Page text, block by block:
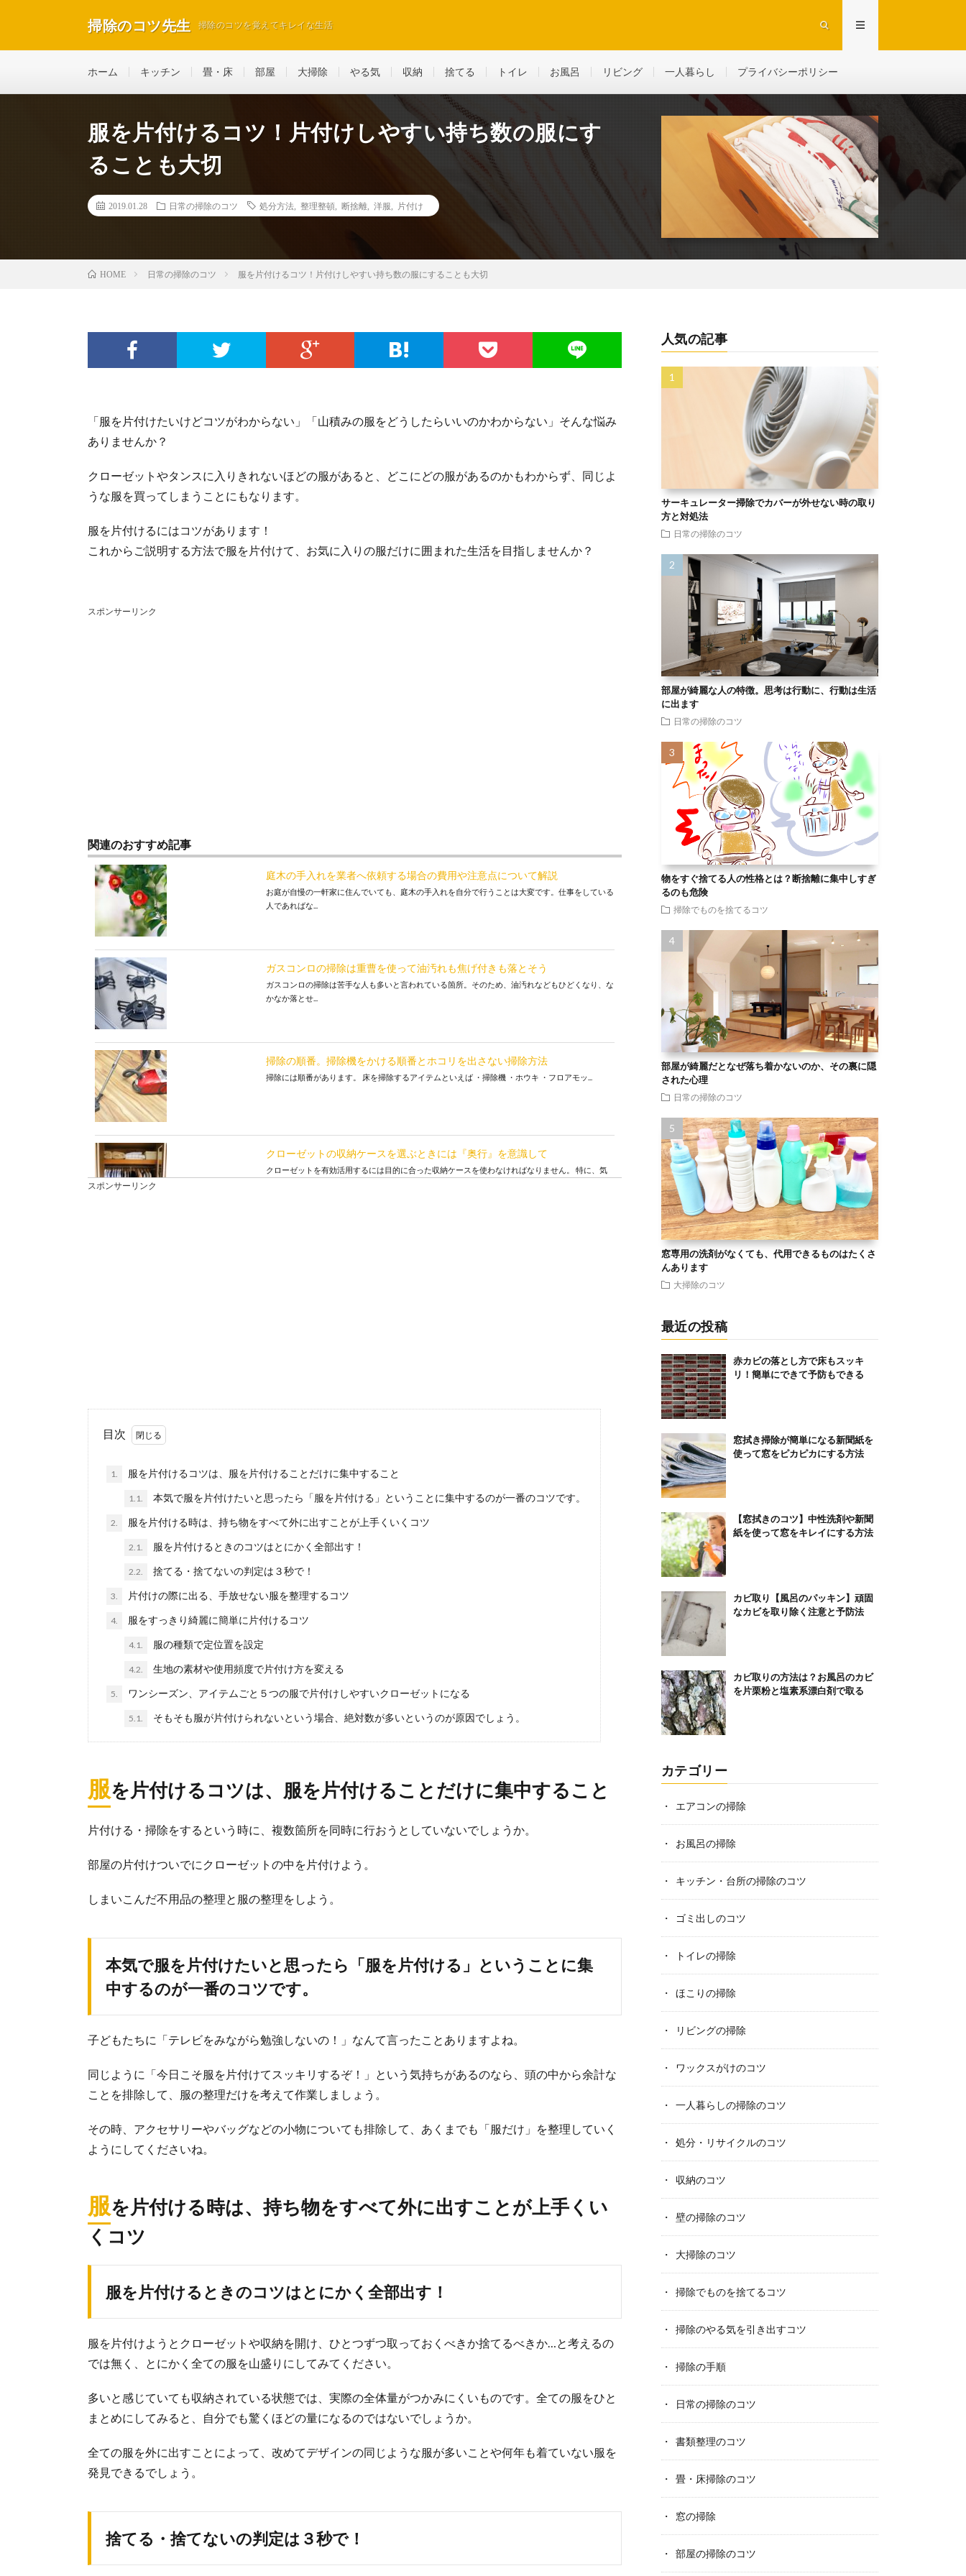
掃除のコツ先生 掃除のコツを覚えてキレイな生活
ホーム キッチン 畳・床 部屋 大掃除 やる気 収納 捨てる トイレ お風呂 リビング 一人暮らし プライバシーポリシー
服を片付けるコツ！片付けしやすい持ち数の服にす
ることも大切
2019.01.28 日常の掃除のコツ 処分方法 整理整頓 断捨離 洋服 片付け
HOME 日常の掃除のコツ 服を片付けるコツ！片付けしやすい持ち数の服にすることも大切
「服を片付けたいけどコツがわからない」「山積みの服をどうしたらいいのかわからない」そんな悩み
ありませんか？
クローゼットやタンスに入りきれないほどの服があると、どこにどの服があるのかもわからず、同じよ
うな服を買ってしまうことにもなります。
服を片付けるにはコツがあります！
これからご説明する方法で服を片付けて、お気に入りの服だけに囲まれた生活を目指しませんか？
スポンサーリンク
関連のおすすめ記事
庭木の手入れを業者へ依頼する場合の費用や注意点について解説
お庭が自慢の一軒家に住んでいても、庭木の手入れを自分で行うことは大変です。仕事をしている
人であればな...
ガスコンロの掃除は重曹を使って油汚れも焦げ付きも落とそう
ガスコンロの掃除は苦手な人も多いと言われている箇所。そのため、油汚れなどもひどくなり、な
かなか落とせ...
掃除の順番。掃除機をかける順番とホコリを出さない掃除方法
掃除には順番があります。 床を掃除するアイテムといえば ・掃除機 ・ホウキ ・フロアモッ...
クローゼットの収納ケースを選ぶときには『奥行』を意識して
クローゼットを有効活用するには目的に合った収納ケースを使わなければなりません。 特に、気
仕事をしていると、なかなか掃除する時間もないという人も多いのではないでしょうか。 そのた
電子レンジの掃除に酢を使う場合の効果や注意点を徹底解説
電子レンジの掃除には重曹が効果的だと言われていますが、実は酢で簡単に掃除することもできま
す。 ...
酸性とアルカリ性を混ぜる効果とは？掃除に使う時のコツと注意点
掃除でよく使われる成分に「酸性」と「アルカリ性」がありますが、この２つの成分を混ぜるとど
スポンサーリンク
目次
1. 服を片付けるコツは、服を片付けることだけに集中すること
1.1. 本気で服を片付けたいと思ったら「服を片付ける」ということに集中するのが一番のコツです。
2. 服を片付ける時は、持ち物をすべて外に出すことが上手くいくコツ
2.1. 服を片付けるときのコツはとにかく全部出す！
2.2. 捨てる・捨てないの判定は３秒で！
3. 片付けの際に出る、手放せない服を整理するコツ
4. 服をすっきり綺麗に簡単に片付けるコツ
4.1. 服の種類で定位置を設定
4.2. 生地の素材や使用頻度で片付け方を変える
5. ワンシーズン、アイテムごと５つの服で片付けしやすいクローゼットになる
5.1. そもそも服が片付けられないという場合、絶対数が多いというのが原因でしょう。
服を片付けるコツは、服を片付けることだけに集中すること
片付ける・掃除をするという時に、複数箇所を同時に行おうとしていないでしょうか。
部屋の片付けついでにクローゼットの中を片付けよう。
しまいこんだ不用品の整理と服の整理をしよう。
本気で服を片付けたいと思ったら「服を片付ける」ということに集
中するのが一番のコツです。
子どもたちに「テレビをみながら勉強しないの！」なんて言ったことありますよね。
同じように「今日こそ服を片付けてスッキリするぞ！」という気持ちがあるのなら、頭の中から余計な
ことを排除して、服の整理だけを考えて作業しましょう。
その時、アクセサリーやバッグなどの小物についても排除して、あくまでも「服だけ」を整理していく
ようにしてくださいね。
服を片付ける時は、持ち物をすべて外に出すことが上手くい
くコツ
服を片付けるときのコツはとにかく全部出す！
服を片付けようとクローゼットや収納を開け、ひとつずつ取っておくべきか捨てるべきか…と考えるの
では無く、とにかく全ての服を山盛りにしてみてください。
多いと感じていても収納されている状態では、実際の全体量がつかみにくいものです。全ての服をひと
まとめにしてみると、自分でも驚くほどの量になるのではないでしょうか。
全ての服を外に出すことによって、改めてデザインの同じような服が多いことや何年も着ていない服を
発見できるでしょう。
捨てる・捨てないの判定は３秒で！
人気の記事
サーキュレーター掃除でカバーが外せない時の取り
方と対処法
日常の掃除のコツ
部屋が綺麗な人の特徴。思考は行動に、行動は生活
に出ます
日常の掃除のコツ
物をすぐ捨てる人の性格とは？断捨離に集中しすぎ
るのも危険
掃除でものを捨てるコツ
部屋が綺麗だとなぜ落ち着かないのか、その裏に隠
された心理
日常の掃除のコツ
窓専用の洗剤がなくても、代用できるものはたくさ
んあります
大掃除のコツ
最近の投稿
赤カビの落とし方で床もスッキ
リ！簡単にできて予防もできる
窓拭き掃除が簡単になる新聞紙を
使って窓をピカピカにする方法
【窓拭きのコツ】中性洗剤や新聞
紙を使って窓をキレイにする方法
カビ取り【風呂のパッキン】頑固
なカビを取り除く注意と予防法
カビ取りの方法は？お風呂のカビ
を片栗粉と塩素系漂白剤で取る
カテゴリー
エアコンの掃除
お風呂の掃除
キッチン・台所の掃除のコツ
ゴミ出しのコツ
トイレの掃除
ほこりの掃除
リビングの掃除
ワックスがけのコツ
一人暮らしの掃除のコツ
処分・リサイクルのコツ
収納のコツ
壁の掃除のコツ
大掃除のコツ
掃除でものを捨てるコツ
掃除のやる気を引き出すコツ
掃除の手順
日常の掃除のコツ
書類整理のコツ
畳・床掃除のコツ
窓の掃除
部屋の掃除のコツ